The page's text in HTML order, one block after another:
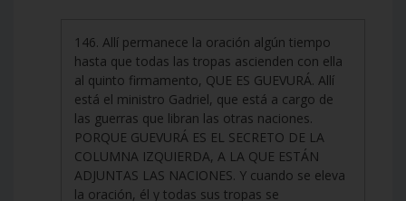
146. Allí permanece la oración algún tiempo
hasta que todas las tropas ascienden con ella
al quinto firmamento, QUE ES GUEVURÁ. Allí
está el ministro Gadriel, que está a cargo de
las guerras que libran las otras naciones.
PORQUE GUEVURÁ ES EL SECRETO DE LA
COLUMNA IZQUIERDA, A LA QUE ESTÁN
ADJUNTAS LAS NACIONES. Y cuando se eleva
la oración, él y todas sus tropas se